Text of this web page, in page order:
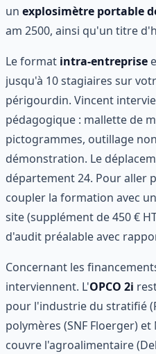
un explosimètre portable
am 2500, ainsi qu'un titre
Le format intra-entreprise
jusqu'à 10 stagiaires sur
périgourdin. Vincent
pédagogique : mallette de
pictogrammes, outillage
démonstration. Le
département 24. Pour aller
coupler la formation avec
site (supplément de 450 €
d'audit préalable avec
Concernant les
interviennent. L'OPCO 2i
pour l'industrie du stratifié
polymères (SNF Floerger) et
couvre l'agroalimentaire